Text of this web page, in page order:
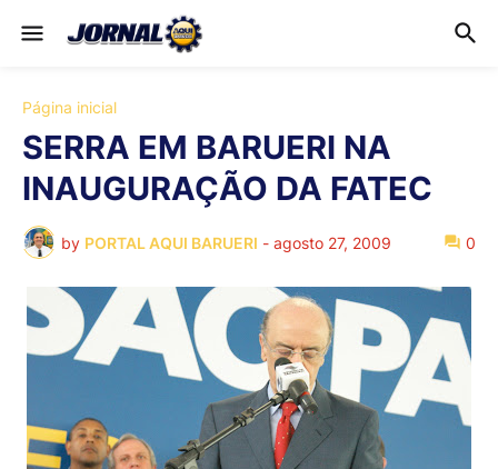
Página inicial
SERRA EM BARUERI NA
INAUGURAÇÃO DA FATEC
by PORTAL AQUI BARUERI - agosto 27, 2009 0